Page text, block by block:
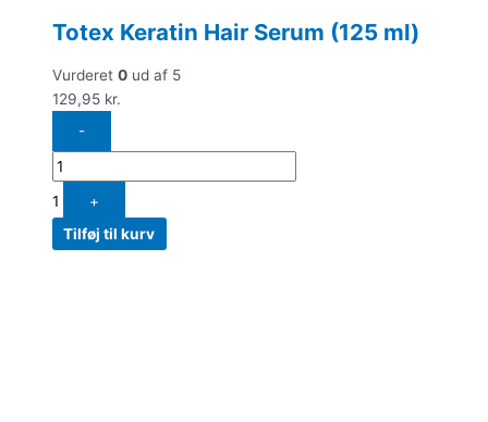
Totex Keratin Hair Serum (125 ml)
Vurderet 0 ud af 5
129,95 kr.
-
1
+
Tilføj til kurv